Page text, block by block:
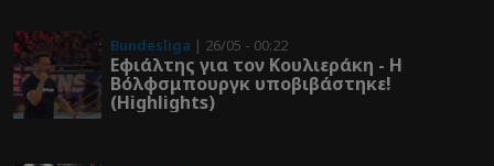
Bundesliga | 26/05 - 00:22
Εφιάλτης για τον Κουλιεράκη - Η
Βόλφσμπουργκ υποβιβάστηκε!
(Highlights)